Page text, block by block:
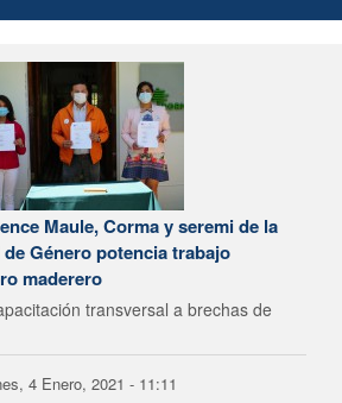
Maule, Corma y seremi de la
Género potencia trabajo
maderero
transversal a brechas de
4 Enero, 2021 - 11:11